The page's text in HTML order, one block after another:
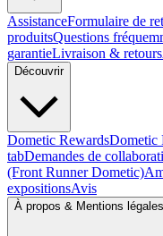
AssistanceFormulaire de
produitsQuestions
garantieLivraison & retours
Découvrir
Dometic RewardsDometic
tabDemandes de
(Front Runner Dometic)
expositionsAvis
À propos & Mentions légales